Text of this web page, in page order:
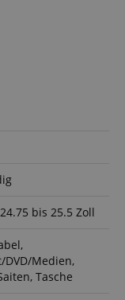
bis 25.5 Zoll
Medien,
Tasche